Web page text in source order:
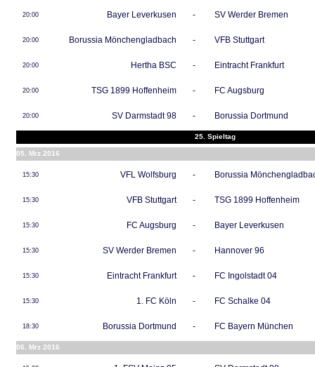
20:00 Bayer Leverkusen - SV Werder Bremen
20:00 Borussia Mönchengladbach - VFB Stuttgart
20:00 Hertha BSC - Eintracht Frankfurt
20:00 TSG 1899 Hoffenheim - FC Augsburg
20:00 SV Darmstadt 98 - Borussia Dortmund
25. Spieltag
05. Mrz 2016
15:30 VFL Wolfsburg - Borussia
15:30 VFB Stuttgart - TSG 1899 Hoffenheim
15:30 FC Augsburg - Bayer Leverkusen
15:30 SV Werder Bremen - Hannover 96
15:30 Eintracht Frankfurt - FC Ingolstadt 04
15:30 1. FC Köln - FC Schalke 04
18:30 Borussia Dortmund - FC Bayern München
06. Mrz 2016